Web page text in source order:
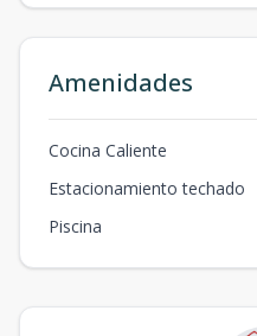
Amenidades
Cocina Caliente
Estacionamiento techado
Piscina